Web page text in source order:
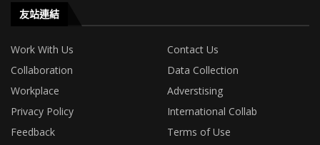
友站連結
Work With Us
Contact Us
Collaboration
Data Collection
Workplace
Adverstising
Privacy Policy
International Collab
Feedback
Terms of Use